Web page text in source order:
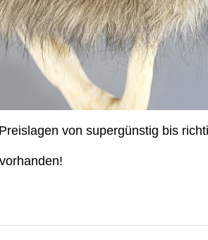
von supergünstig bis